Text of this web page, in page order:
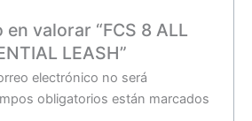
valorar “FCS 8 ALL
LEASH”
electrónico no será
obligatorios están marcados